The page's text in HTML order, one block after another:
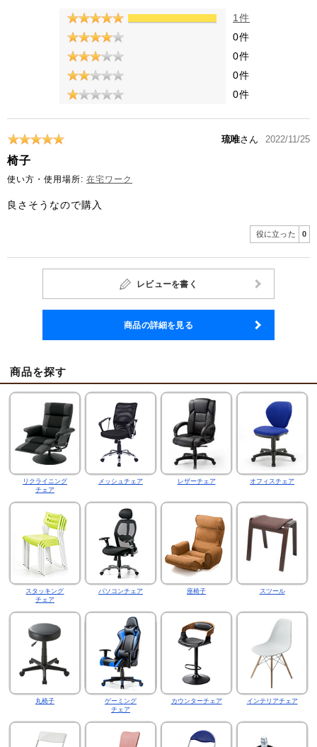
1件
0件
0件
0件
0件
琉唯さん 2022/11/25
椅子
使い方・使用場所: 在宅ワーク
良さそうなので購入
役に立った 0
レビューを書く
商品の詳細を見る
商品を探す
リクライニング
チェア
メッシュチェア レザーチェア オフィスチェア
スタッキング
チェア
パソコンチェア 座椅子 スツール
丸椅子
ゲーミング
チェア
カウンターチェア インテリアチェア